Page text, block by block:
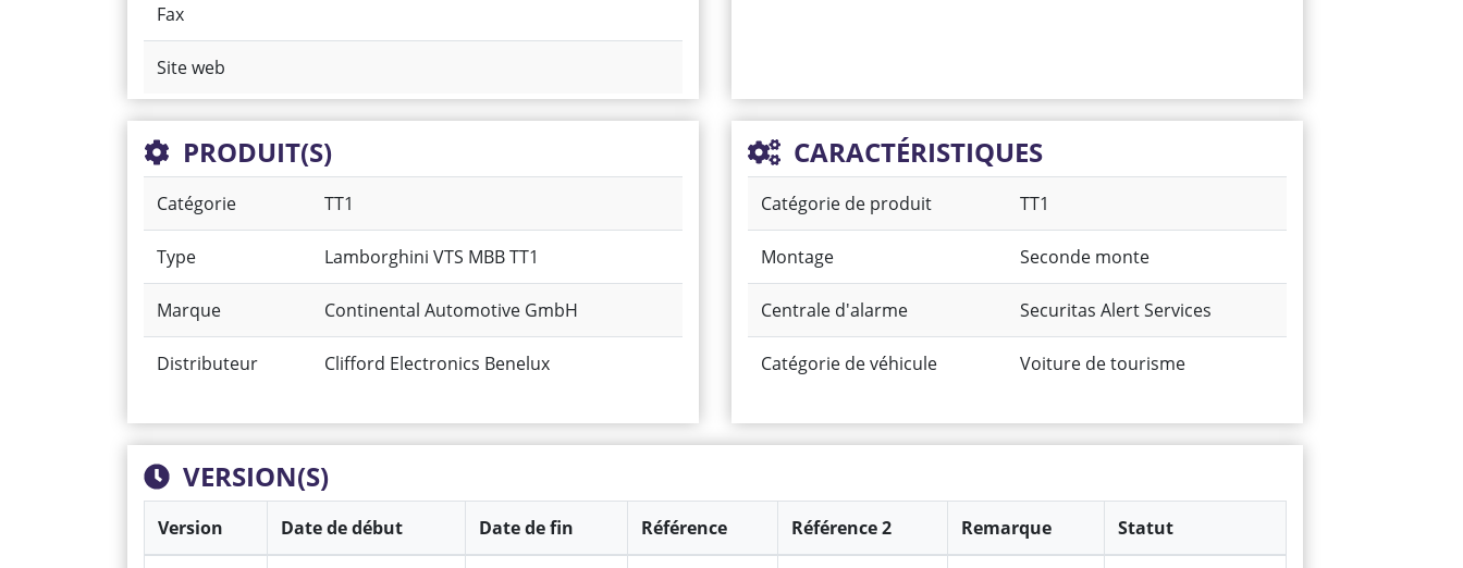
Fax
Site web
PRODUIT(S)
Catégorie TT1
Type Lamborghini VTS MBB TT1
Marque Continental Automotive GmbH
Distributeur Clifford Electronics Benelux
CARACTÉRISTIQUES
Catégorie de produit TT1
Montage Seconde monte
Centrale d'alarme Securitas Alert Services
Catégorie de véhicule Voiture de tourisme
VERSION(S)
Version Date de début Date de fin Référence Référence 2 Remarque Statut